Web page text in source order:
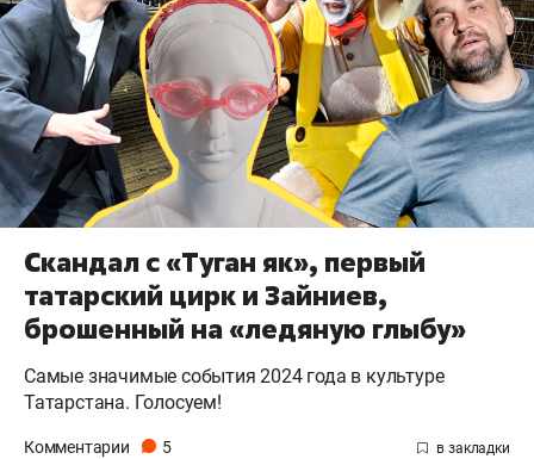
Скандал с «Туган як», первый
татарский цирк и Зайниев,
брошенный на «ледяную глыбу»
Самые значимые события 2024 года в культуре
Татарстана. Голосуем!
Комментарии 5